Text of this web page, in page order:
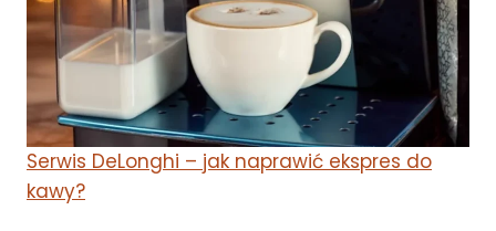
Serwis DeLonghi – jak naprawić ekspres do
kawy?